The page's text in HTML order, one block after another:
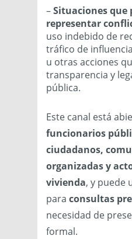
–Situaciones que
representar
uso indebido de
tráfico de
u otras acciones
transparencia y
pública.
Este canal está
funcionarios
ciudadanos,
organizadas y
vivienda, y puede
para consultas
necesidad de
formal.